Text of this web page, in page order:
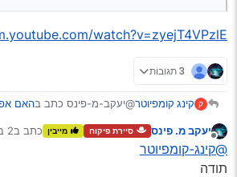
watch?v=zyejT4VPzlE
3 תגובות
ק קינג קומפיוטר@יעקב-מ-פינס כתב בהאם
יעקב מ. פינס סיירת פיקוח מייבין כתב ב2 במרץ 2025, 16:36
נערך
@קינג-קומפיוטר
תודה